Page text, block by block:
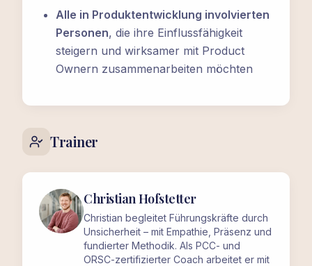
Alle in Produktentwicklung involvierten
Personen, die ihre Einflussfähigkeit
steigern und wirksamer mit Product
Ownern zusammenarbeiten möchten
Trainer
Christian Hofstetter
Christian begleitet Führungskräfte durch
Unsicherheit – mit Empathie, Präsenz und
fundierter Methodik. Als PCC- und
ORSC-zertifizierter Coach arbeitet er mit